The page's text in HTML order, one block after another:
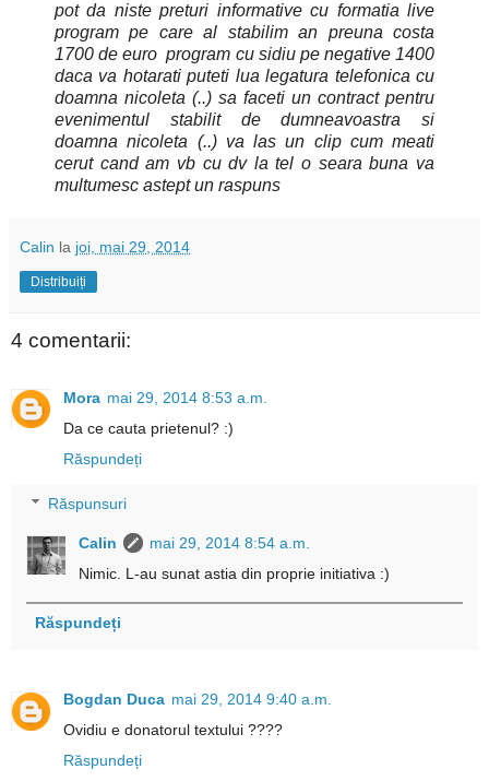
pot da niste preturi informative cu formatia live
program pe care al stabilim an preuna costa
1700 de euro program cu sidiu pe negative 1400
daca va hotarati puteti lua legatura telefonica cu
doamna nicoleta (..) sa faceti un contract pentru
evenimentul stabilit de dumneavoastra si
doamna nicoleta (..) va las un clip cum meati
cerut cand am vb cu dv la tel o seara buna va
multumesc astept un raspuns
Calin la joi, mai 29, 2014
Distribuiți
4 comentarii:
Mora mai 29, 2014 8:53 a.m.
Da ce cauta prietenul? :)
Răspundeți
Răspunsuri
Calin
mai 29, 2014 8:54 a.m.
Nimic. L-au sunat astia din proprie initiativa :)
Răspundeți
Bogdan Duca mai 29, 2014 9:40 a.m.
Ovidiu e donatorul textului ????
Răspundeți